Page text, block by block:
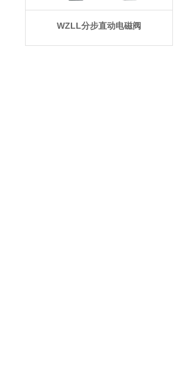
WZLL分步直动电磁阀